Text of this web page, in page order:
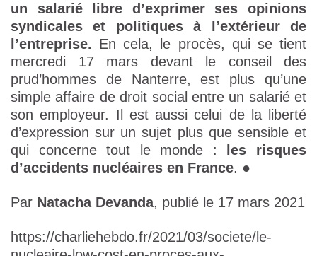
un salarié libre d’exprimer ses opinions
syndicales et politiques à l’extérieur de
l’entreprise. En cela, le procès, qui se tient
mercredi 17 mars devant le conseil des
prud’hommes de Nanterre, est plus qu’une
simple affaire de droit social entre un salarié et
son employeur. Il est aussi celui de la liberté
d’expression sur un sujet plus que sensible et
qui concerne tout le monde :
les risques
d’accidents nucléaires en France. ●
Par Natacha Devanda, publié le 17 mars 2021
https://charliehebdo.fr/2021/03/societe/le-